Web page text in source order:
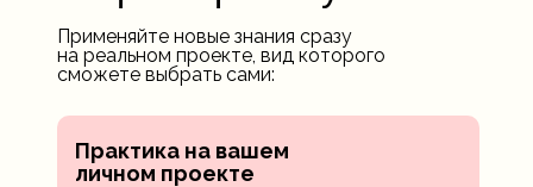
Применяйте новые знания сразу
на реальном проекте, вид которого
сможете выбрать сами:
Практика на вашем
личном проекте